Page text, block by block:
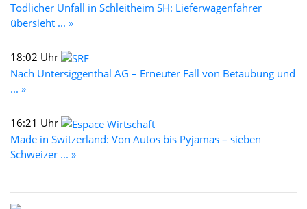
Tödlicher Unfall in Schleitheim SH: Lieferwagenfahrer
übersieht ... »
18:02 Uhr
Nach Untersiggenthal AG – Erneuter Fall von Betäubung und
... »
16:21 Uhr
Made in Switzerland: Von Autos bis Pyjamas – sieben
Schweizer ... »